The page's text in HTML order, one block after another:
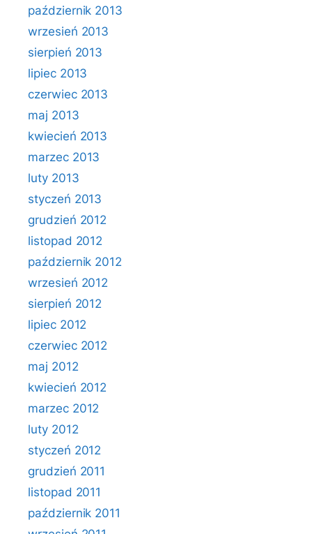
październik 2013
wrzesień 2013
sierpień 2013
lipiec 2013
czerwiec 2013
maj 2013
kwiecień 2013
marzec 2013
luty 2013
styczeń 2013
grudzień 2012
listopad 2012
październik 2012
wrzesień 2012
sierpień 2012
lipiec 2012
czerwiec 2012
maj 2012
kwiecień 2012
marzec 2012
luty 2012
styczeń 2012
grudzień 2011
listopad 2011
październik 2011